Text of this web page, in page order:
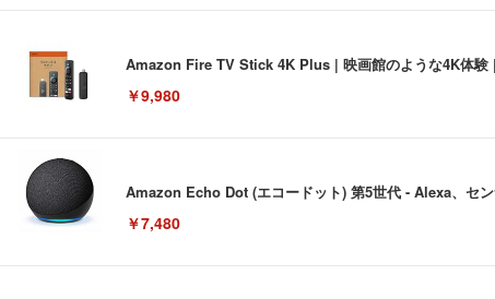
Amazon Fire TV Stick 4K Plus | 映画館のような4K体験
￥9,980
Amazon Echo Dot (エコードット) 第5世代 - Alexa、セ
￥7,480